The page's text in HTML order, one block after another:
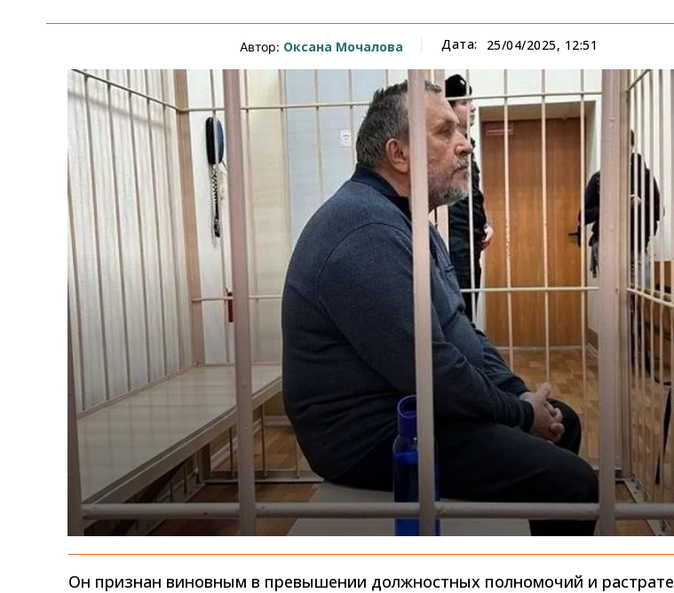
Автор: Оксана Мочалова Дата: 25/04/2025, 12:51
Он признан виновным в превышении должностных полномочий и растрате